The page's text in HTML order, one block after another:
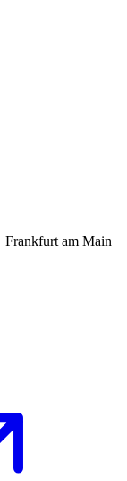
Frankfurt am Main